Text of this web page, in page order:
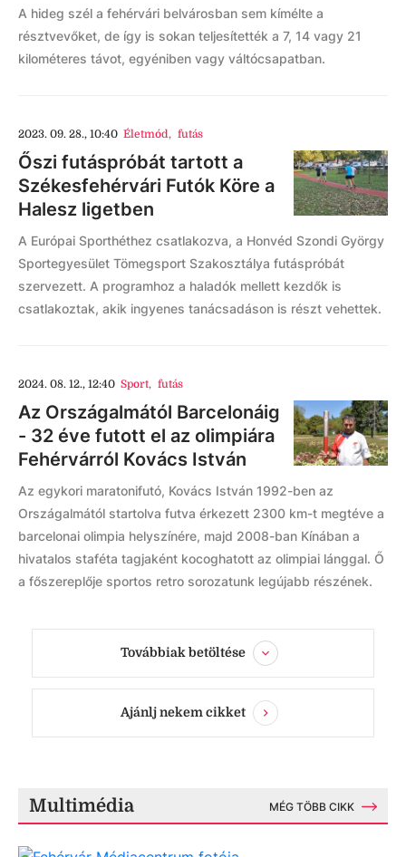
A hideg szél a fehérvári belvárosban sem kímélte a
résztvevőket, de így is sokan teljesítették a 7, 14 vagy 21
kilométeres távot, egyéniben vagy váltócsapatban.
2023. 09. 28., 10:40 Életmód, futás
Őszi futáspróbát tartott a
Székesfehérvári Futók Köre a
Halesz ligetben
A Európai Sporthéthez csatlakozva, a Honvéd Szondi György
Sportegyesület Tömegsport Szakosztálya futáspróbát
szervezett. A programhoz a haladók mellett kezdők is
csatlakoztak, akik ingyenes tanácsadáson is részt vehettek.
2024. 08. 12., 12:40 Sport, futás
Az Országalmától Barcelonáig
- 32 éve futott el az olimpiára
Fehérvárról Kovács István
Az egykori maratonifutó, Kovács István 1992-ben az
Országalmától startolva futva érkezett 2300 km-t megtéve a
barcelonai olimpia helyszínére, majd 2008-ban Kínában a
hivatalos staféta tagjaként kocoghatott az olimpiai lánggal. Ő
a főszereplője sportos retro sorozatunk legújabb részének.
Továbbiak betöltése
Ajánlj nekem cikket
Multimédia MÉG TÖBB CIKK